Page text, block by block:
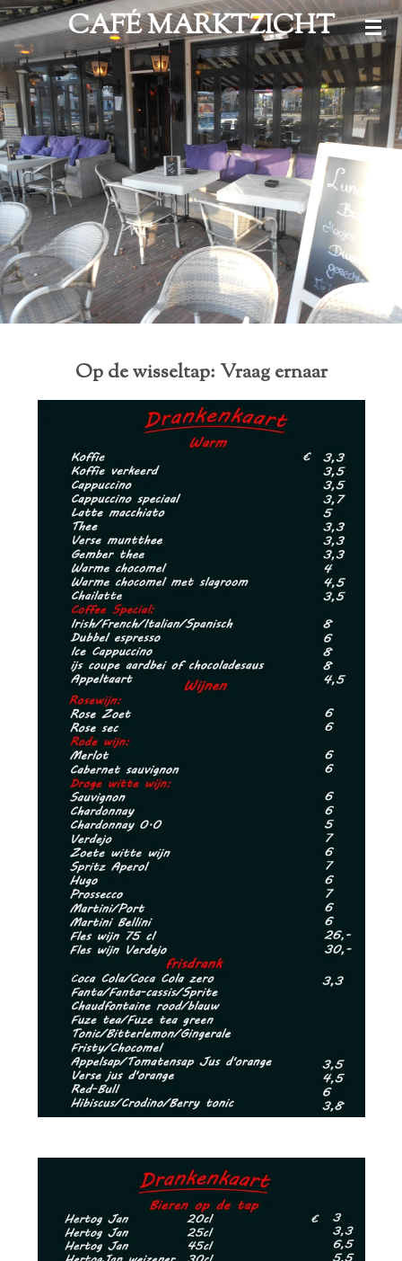
Ga
direct
naar
de
hoofdinhoud
CAFÉ MARKTZICHT
Op de wisseltap: Vraag ernaar